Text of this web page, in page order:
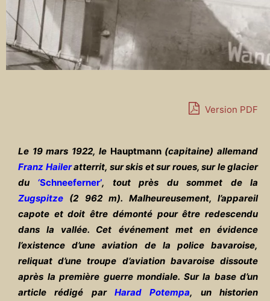
Version PDF
Le 19 mars 1922, le Hauptmann(capitaine) allemand
Franz Haileratterrit, sur skis et sur roues, sur le glacier
du ‘Schneeferner’, tout près du sommet de la
Zugspitze (2 962 m). Malheureusement, l’appareil
capote et doit être démonté pour être redescendu
dans la vallée. Cet événement met en évidence
l’existence d’une aviation de la police bavaroise,
reliquat d’une troupe d’aviation bavaroise dissoute
après la première guerre mondiale. Sur la base d’un
article rédigé par Harad Potempa, un historien